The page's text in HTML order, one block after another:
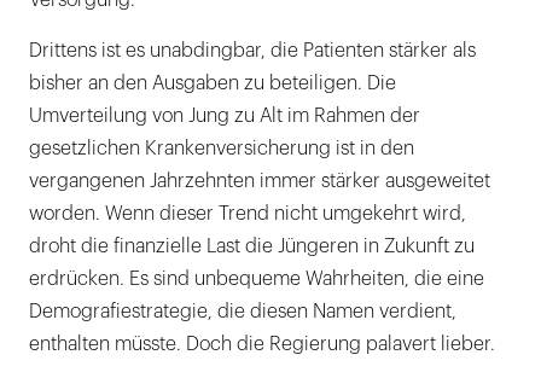
Drittens ist es unabdingbar, die Patienten stärker als
bisher an den Ausgaben zu beteiligen. Die
Umverteilung von Jung zu Alt im Rahmen der
gesetzlichen Krankenversicherung ist in den
vergangenen Jahrzehnten immer stärker ausgeweitet
worden. Wenn dieser Trend nicht umgekehrt wird,
droht die finanzielle Last die Jüngeren in Zukunft zu
erdrücken. Es sind unbequeme Wahrheiten, die eine
Demografiestrategie, die diesen Namen verdient,
enthalten müsste. Doch die Regierung palavert lieber.